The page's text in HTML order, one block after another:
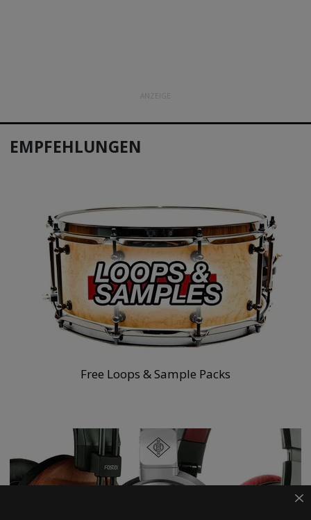
ANZEIGE
EMPFEHLUNGEN
Free Loops & Sample Packs